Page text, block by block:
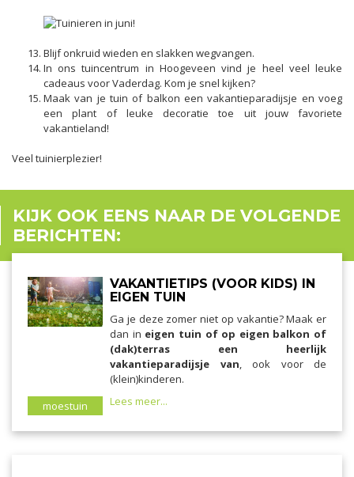
Blijf onkruid wieden en slakken wegvangen.
In ons tuincentrum in Hoogeveen vind je heel veel leuke
cadeaus voor Vaderdag. Kom je snel kijken?
Maak van je tuin of balkon een vakantieparadijsje en voeg
een plant of leuke decoratie toe uit jouw favoriete
vakantieland!
Veel tuinierplezier!
KIJK OOK EENS NAAR DE VOLGENDE
BERICHTEN:
moestuin
VAKANTIETIPS (VOOR KIDS) IN
EIGEN TUIN
Ga je deze zomer niet op vakantie? Maak er
dan in eigen tuin of op eigen balkon of
(dak)terras een heerlijk
vakantieparadijsje van, ook voor de
(klein)kinderen.
Lees meer...